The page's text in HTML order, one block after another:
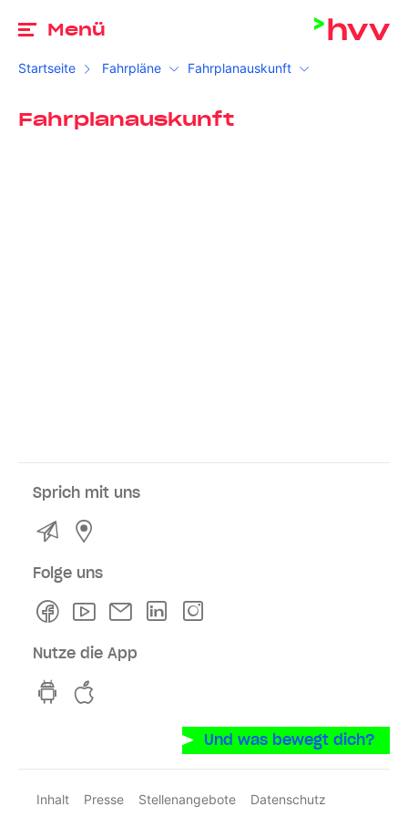
Menü
Startseite Fahrpläne Fahrplanauskunft
Fahrplanauskunft
Sprich mit uns
Kontakt
Folge uns
FacebookYoutubeNewsletterLinkedln
Nutze die App
hvv switch App auf GooglePlay
Und was bewegt dich?
Inhalt Presse Stellenangebote
Datenschutz